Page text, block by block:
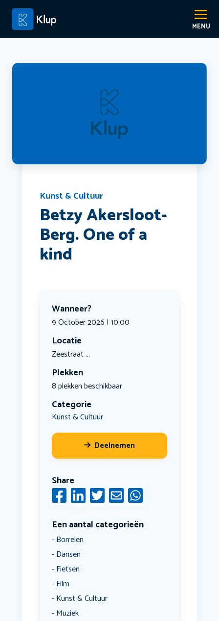
Kunst & Cultuur
Betzy Akersloot-
Berg. One of a
kind
Wanneer?
9 October 2026 | 10:00
Locatie
Zeestraat ...
Plekken
8 plekken beschikbaar
Categorie
Kunst & Cultuur
Deelnemen
Share
Een aantal categorieën
Borrelen
Dansen
Fietsen
Film
Kunst & Cultuur
Muziek